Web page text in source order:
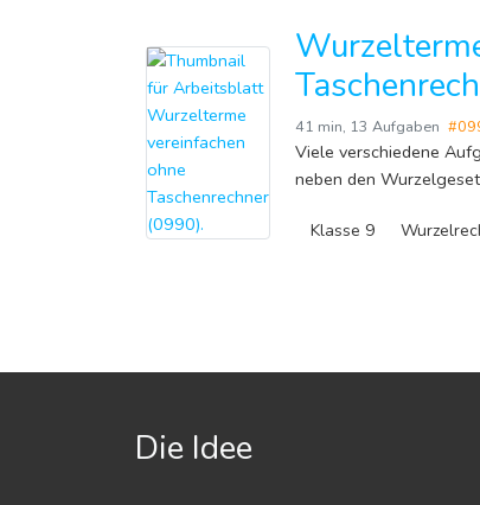
41 min, 13 Aufgaben
Viele verschiedene
neben den
Klasse 9
Die Idee